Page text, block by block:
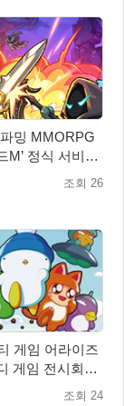
밍 MMORPG
M’ 정식 서비스
조회 26
게임 어라이즈
게임 전시회
전 13’ 참가!
조회 24